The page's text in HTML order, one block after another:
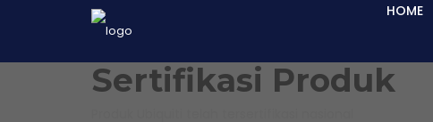
HOME
Sertifikasi Produk